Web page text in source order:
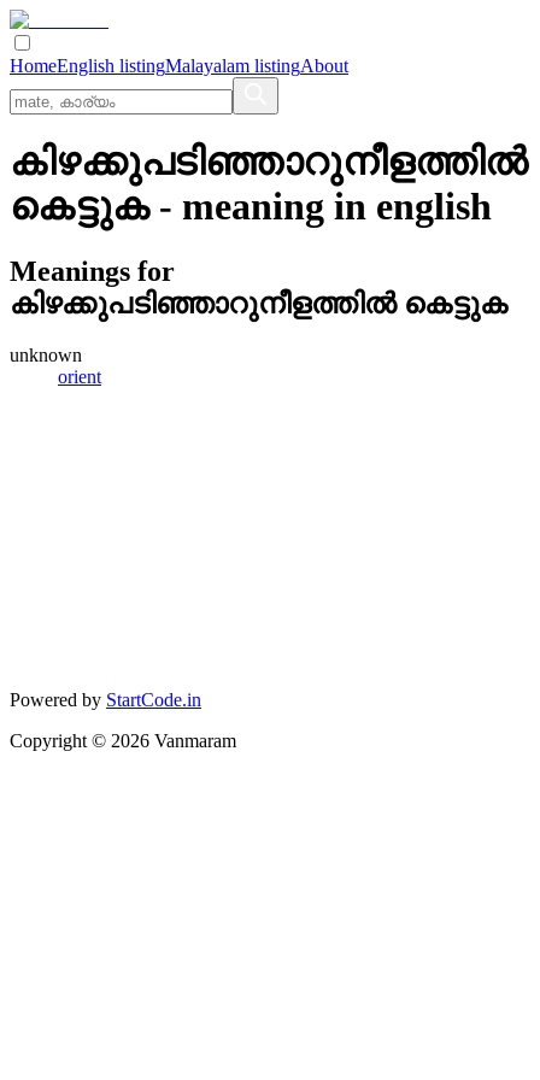
HomeEnglish listingMalayalam listingAbout
കിഴക്കുപടിഞ്ഞാറുനീളത്തില്‍
കെട്ടുക- meaning in english
Meanings for
കിഴക്കുപടിഞ്ഞാറുനീളത്തില്‍ കെട്ടുക
unknown
orient
Powered by StartCode.in
Copyright © 2026 Vanmaram